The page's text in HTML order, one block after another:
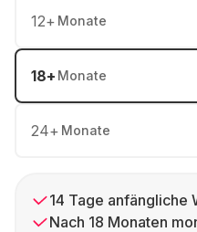
12+ Monate
18+ Monate
24+ Monate
14 Tage anfängliche
Nach 18 Monaten